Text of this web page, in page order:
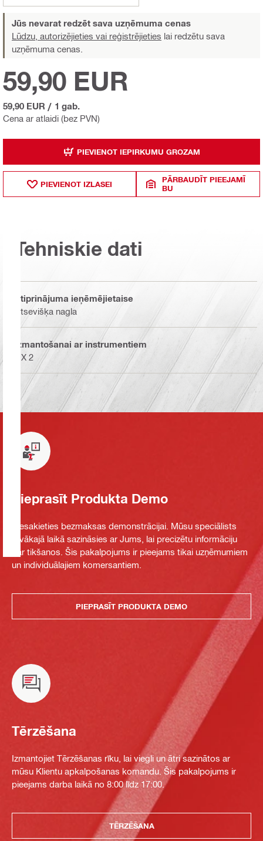
Jūs nevarat redzēt sava uzņēmuma cenas
Lūdzu, autorizējieties vai reģistrējieties lai redzētu sava
uzņēmuma cenas.
Cena ar atlaidi (bez PVN)
59,90 EUR
59,90 EUR / 1 gab.
PIEVIENOT IEPIRKUMU GROZAM
PIEVIENOT IZLASEI
PĀRBAUDĪT PIEEJAMĪ
BU
Tehniskie dati
Stiprinājuma ieņēmējietaise
Atsevišķa nagla
Izmantošanai ar instrumentiem
DX 2
Pieprasīt Produkta Demo
Piesakieties bezmaksas demonstrācijai. Mūsu speciālists
tuvākajā laikā sazināsies ar Jums, lai precizētu informāciju
par tikšanos. Šis pakalpojums ir pieejams tikai uzņēmumiem
un individuālajiem komersantiem.
PIEPRASĪT PRODUKTA DEMO
Tērzēšana
Izmantojiet Tērzēšanas rīku, lai viegli un ātri sazinātos ar
mūsu Klientu apkalpošanas komandu. Šis pakalpojums ir
pieejams darba laikā no 8:00 līdz 17:00.
TĒRZĒŠANA